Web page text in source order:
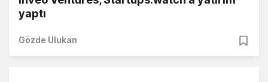
yaptı
Gözde Ulukan